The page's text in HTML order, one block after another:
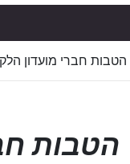
הטבות חברי מועדון
הטבות